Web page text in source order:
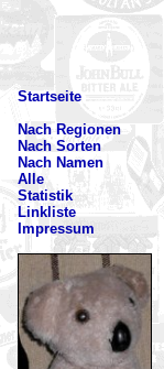
Startseite
Nach Regionen
Nach Sorten
Nach Namen
Alle
Statistik
Linkliste
Impressum